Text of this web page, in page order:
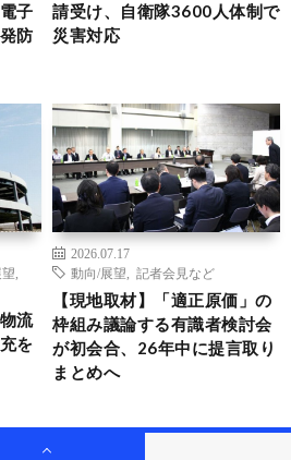
子
防
請受け、自衛隊3600人体制で
災害対応
流
を
2026.07.17
動向/展望
記者会見など
【現地取材】「適正原価」の
枠組み議論する有識者検討会
が初会合、26年中に提言取り
まとめへ